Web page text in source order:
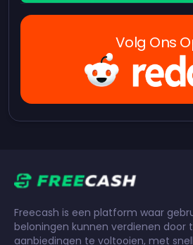
Volg Ons
Freecash is een platform waar
beloningen kunnen verdienen door
aanbiedingen te voltooien, met